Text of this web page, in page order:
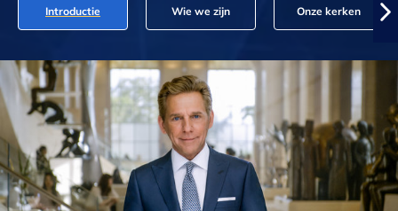
Introductie Wie we zijn Onze kerken